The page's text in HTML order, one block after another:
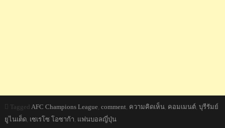
Tagged AFC Champions League, comment, ความคิดเห็น, คอมเมนต์, บุรีรัมย์
ยูไนเต็ด, เซเรโซ โอซาก้า, แฟนบอลญี่ปุ่น